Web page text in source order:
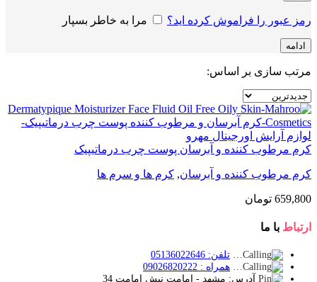
رمز عبور را فراموش کرده اید؟ مرا به خاطر بسپار
ادامه
مرتب سازی بر اساس:
کرم مرطوب کننده و آبرسان پوست چرب درماتیپیک
کرم مرطوب کننده و آبرسان, کرم ها و سرم ها
659,800 تومان
ارتباط با ما
تلفن: 05136022646
همراه : 09026820222
آدرس: مشهد - امامت نبش امامت 34